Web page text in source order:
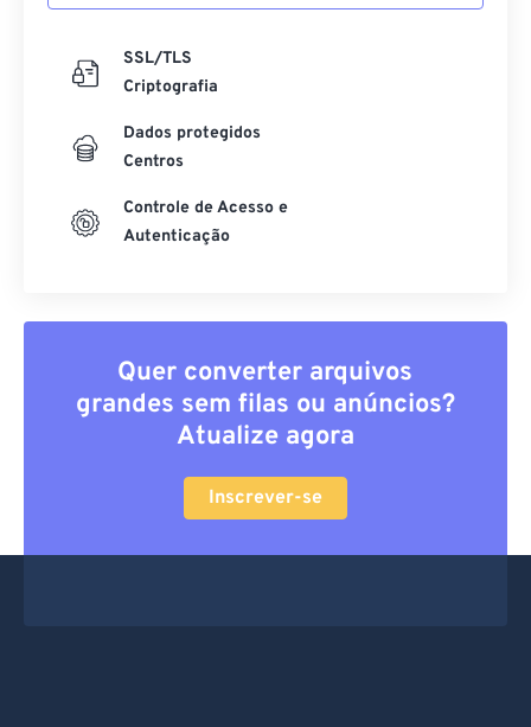
SSL/TLS
Criptografia
Dados protegidos
Centros
Controle de Acesso e
Autenticação
Quer converter arquivos
grandes sem filas ou anúncios?
Atualize agora
Inscrever-se